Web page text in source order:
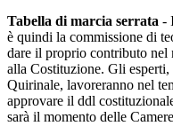
Tabella di marcia serrata -
è quindi la commissione di
dare il proprio contributo nel
alla Costituzione. Gli
Quirinale, lavoreranno nel
approvare il ddl
sarà il momento delle